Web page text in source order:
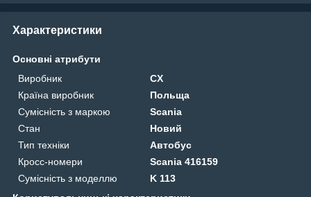
Характеристики
Основні атрибути
Виробник
CX
Країна виробник
Польща
Сумісність з маркою
Scania
Стан
Новий
Тип техніки
Автобус
Кросс-номери
Scania 416159
Сумісність з моделлю
K 113